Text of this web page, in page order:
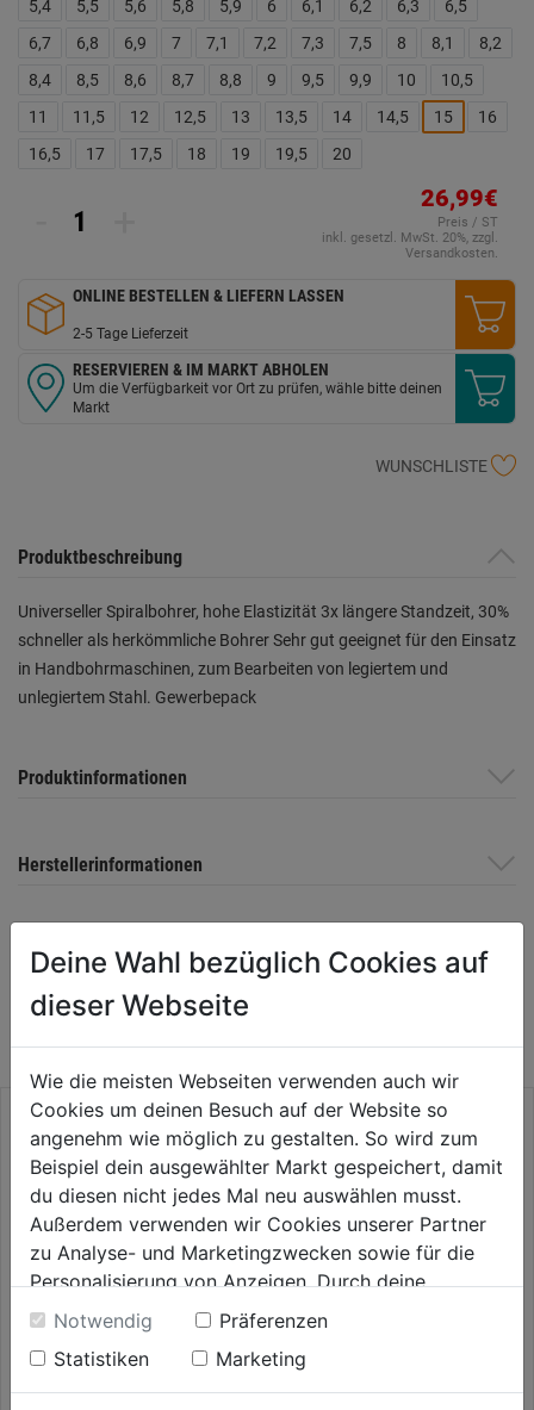
5,4
5,5 5,6 5,8 5,9 6 6,1 6,2 6,3
6,5
6,7
6,8 6,9 7 7,1 7,2 7,3 7,5 8 8,1
8,2
8,4
8,5 8,6 8,7 8,8 9 9,5 9,9 10
10,5
11
11,5 12 12,5 13 13,5 14 14,5 15
16
16,5
17 17,5 18 19 19,5 20
26,99€
Preis / ST
inkl. gesetzl. MwSt. 20%, zzgl.
Versandkosten.
ONLINE BESTELLEN & LIEFERN LASSEN
2-5 Tage Lieferzeit
RESERVIEREN & IM MARKT ABHOLEN
Um die Verfügbarkeit vor Ort zu prüfen, wähle bitte deinen
Markt
WUNSCHLISTE
Produktbeschreibung
Universeller Spiralbohrer, hohe Elastizität 3x längere Standzeit, 30%
schneller als herkömmliche Bohrer Sehr gut geeignet für den Einsatz
in Handbohrmaschinen, zum Bearbeiten von legiertem und
unlegiertem Stahl. Gewerbepack
Produktinformationen
Herstellerinformationen
WEITERE PRODUKTE AUS DIESER
KATEGORIE
Spiralbohrersatz TM PZ6 HSS
Deine Wahl bezüglich Cookies auf
dieser Webseite
Wie die meisten Webseiten verwenden auch wir
Cookies um deinen Besuch auf der Website so
angenehm wie möglich zu gestalten. So wird zum
Beispiel dein ausgewählter Markt gespeichert, damit
du diesen nicht jedes Mal neu auswählen musst.
Außerdem verwenden wir Cookies unserer Partner
zu Analyse- und Marketingzwecken sowie für die
Personalisierung von Anzeigen. Durch deine
Einwilligung werden die Daten von Drittanbieter,
unter anderem auch in den USA, verarbeitet.
Durch Klick auf "Alle Cookies erlauben" stimmst du
der Verwendung aller Cookies zu. Unter "Details
Notwendig
Präferenzen
Statistiken
Marketing